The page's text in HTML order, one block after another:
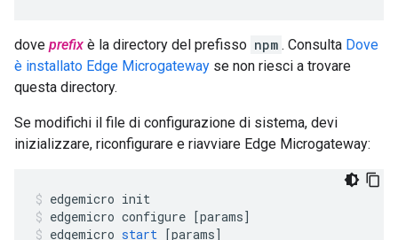
dove prefix è la directory del prefisso npm . Consulta Dove
è installato Edge Microgateway se non riesci a trovare
questa directory.
Se modifichi il file di configurazione di sistema, devi
inizializzare, riconfigurare e riavviare Edge Microgateway:
edgemicro init
edgemicro configure [params]
edgemicro start [params]